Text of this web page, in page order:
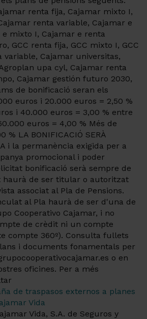
renta fija, Cajamar mixto I,
renta variable, Cajamar e
mixto I, Cajamar e renta
GCC renta fija, GCC mixto I, GCC
variable, Cajamar universitas,
upa cyl, Cajamar renta
Cajamar gestión futuro 2030,
de bonificació seran els
euros i 20.000 euros = 2,50 %
i 40.000 euros = 3,00 % entre
euros = 4,00 % Més de
% LA BONIFICACIÓ SERÀ
i la permanència exigida per a
promocional i poder
bonificació serà sempre de
haurà de ser titular o autoritzat
associat al Pla de Pensions.
al Pla haurà de ser d'una de
Cooperativo Cajamar, i no
de crèdit ni un compte
compte 360º). Consulta fullets
i documents fonamentals per
o en
oficines. Per a més
de traspasos externos a planes
Vida
Vida, S.A. de Seguros y